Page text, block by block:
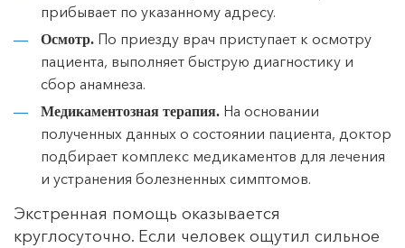
прибывает по указанному адресу.
Осмотр. По приезду врач приступает к осмотру
пациента, выполняет быструю диагностику и
сбор анамнеза.
Медикаментозная терапия. На основании
полученных данных о состоянии пациента, доктор
подбирает комплекс медикаментов для лечения
и устранения болезненных симптомов.
Экстренная помощь оказывается
круглосуточно. Если человек ощутил сильное